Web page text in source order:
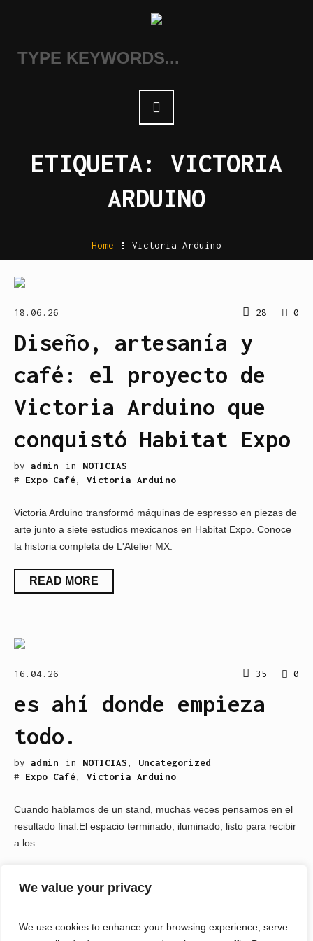
We value your privacy
We use cookies to enhance your browsing experience, serve
ETIQUETA: VICTORIA
ARDUINO
Home . Victoria Arduino
18.06.26 28 0
Diseño, artesanía y
café: el proyecto de
Victoria Arduino que
conquistó Habitat Expo
by admin in NOTICIAS
# Expo Café, Victoria Arduino
Victoria Arduino transformó máquinas de espresso en piezas de
arte junto a siete estudios mexicanos en Habitat Expo. Conoce
la historia completa de L'Atelier MX.
READ MORE
16.04.26 35 0
es ahí donde empieza
todo.
by admin in NOTICIAS, Uncategorized
# Expo Café, Victoria Arduino
Cuando hablamos de un stand, muchas veces pensamos en el
resultado final.El espacio terminado, iluminado, listo para recibir
a los...